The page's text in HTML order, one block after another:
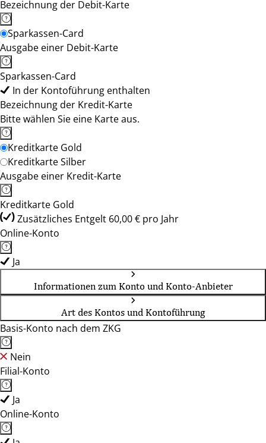
Bezeichnung der Debit-Karte
Sparkassen-Card
Ausgabe einer Debit-Karte
Sparkassen-Card
In der Kontoführung enthalten
Bezeichnung der Kredit-Karte
Bitte wählen Sie eine Karte aus.
Kreditkarte Gold
Kreditkarte Silber
Ausgabe einer Kredit-Karte
Kreditkarte Gold
Zusätzliches Entgelt 60,00 € pro Jahr
Online-Konto
Ja
Informationen zum Konto und Konto-Anbieter
Art des Kontos und Kontoführung
Basis-Konto nach dem ZKG
Nein
Filial-Konto
Ja
Online-Konto